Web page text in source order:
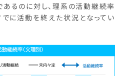
るのに対し、理系の活動継続率
に活動を終えた状況となってい